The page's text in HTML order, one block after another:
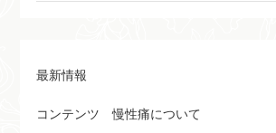
最新情報
コンテンツ 慢性痛について